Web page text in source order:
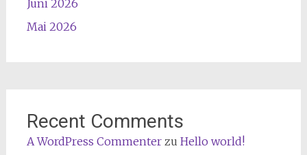
Juni 2026
Mai 2026
Recent Comments
A WordPress Commenterzu Hello world!